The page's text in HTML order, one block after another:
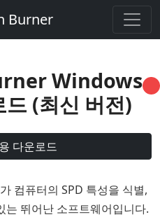
Burner
Windows
(최신 버전)
다운로드
컴퓨터의 SPD 특성을 식별,
는 뛰어난 소프트웨어입니다.